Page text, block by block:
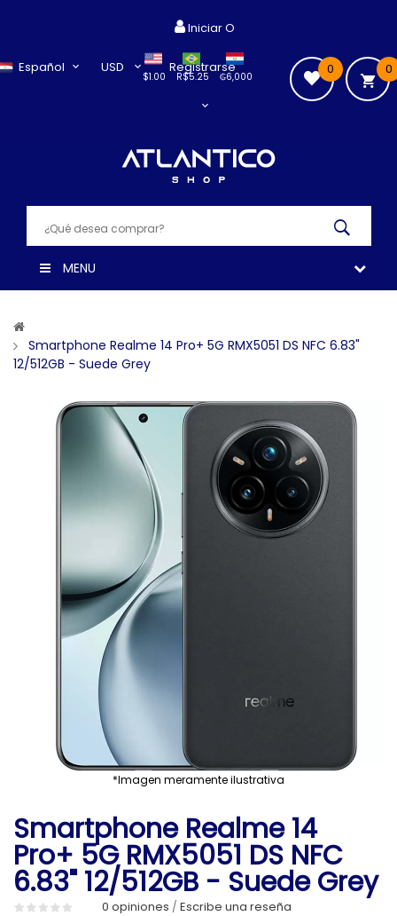
Español USD
$1.00 ₲6,000
R$5.25
Iniciar O
Registrarse 0
0
MENU
Smartphone Realme 14 Pro+ 5G RMX5051 DS NFC 6.83"
12/512GB - Suede Grey
*Imagen meramente ilustrativa
Smartphone Realme 14
Pro+ 5G RMX5051 DS NFC
6.83" 12/512GB - Suede Grey
0 opiniones / Escribe una reseña